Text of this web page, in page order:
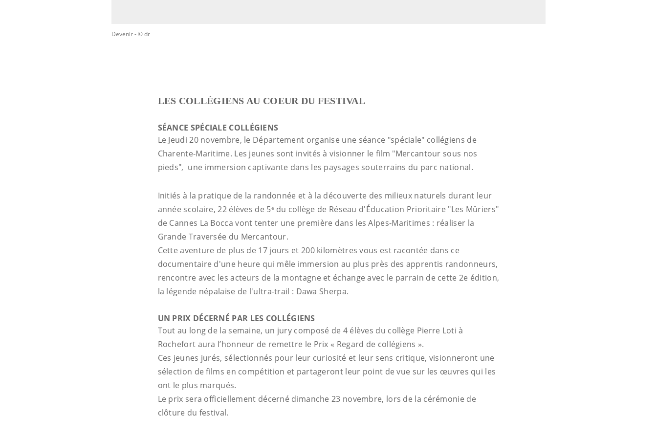
Devenir- © dr
LES COLLÉGIENS AU COEUR DU FESTIVAL
SÉANCE SPÉCIALE COLLÉGIENS
Le Jeudi 20 novembre, le Département organise une séance "spéciale" collégiens de
Charente-Maritime. Les jeunes sont invités à visionner le film "Mercantour sous nos
pieds", une immersion captivante dans les paysages souterrains du parc national.
Initiés à la pratique de la randonnée et à la découverte des milieux naturels durant leur
année scolaire, 22 élèves de 5e du collège de Réseau d'Éducation Prioritaire "Les Mûriers"
de Cannes La Bocca vont tenter une première dans les Alpes-Maritimes : réaliser la
Grande Traversée du Mercantour.
Cette aventure de plus de 17 jours et 200 kilomètres vous est racontée dans ce
documentaire d'une heure qui mêle immersion au plus près des apprentis randonneurs,
rencontre avec les acteurs de la montagne et échange avec le parrain de cette 2e édition,
la légende népalaise de l'ultra-trail : Dawa Sherpa.
UN PRIX DÉCERNÉ PAR LES COLLÉGIENS
Tout au long de la semaine, un jury composé de 4 élèves du collège Pierre Loti à
Rochefort aura l’honneur de remettre le Prix « Regard de collégiens ».
Ces jeunes jurés, sélectionnés pour leur curiosité et leur sens critique, visionneront une
sélection de films en compétition et partageront leur point de vue sur les œuvres qui les
ont le plus marqués.
Le prix sera officiellement décerné dimanche 23 novembre, lors de la cérémonie de
clôture du festival.